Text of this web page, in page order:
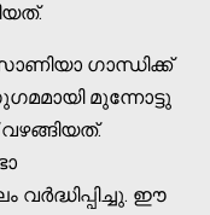
ഗാന്ധിക്ക്
മുന്നോട്ടു
ഈ